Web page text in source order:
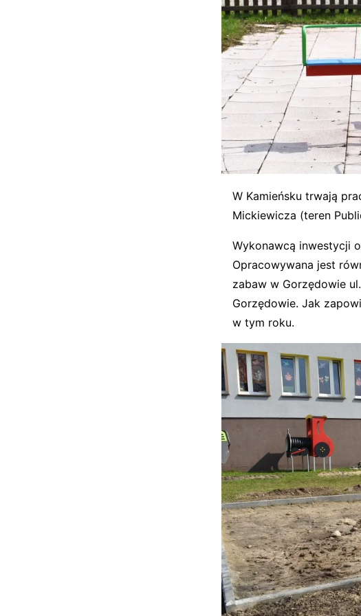
W Kamieńsku trwają
Mickiewicza (teren
Wykonawcą inwestycji
Opracowywana jest
zabaw w Gorzędowie
Gorzędowie. Jak
w tym roku.